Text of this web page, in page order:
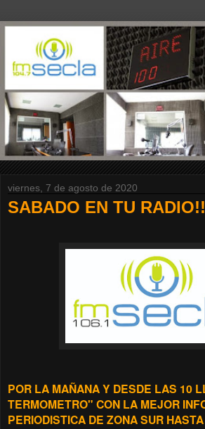
viernes, 7 de agosto de 2020
SABADO EN TU
POR LA MAÑANA Y DESDE LAS 10
TERMOMETRO" CON LA MEJOR
PERIODISTICA DE ZONA SUR